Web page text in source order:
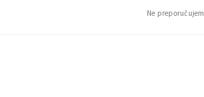
Ne preporučujem